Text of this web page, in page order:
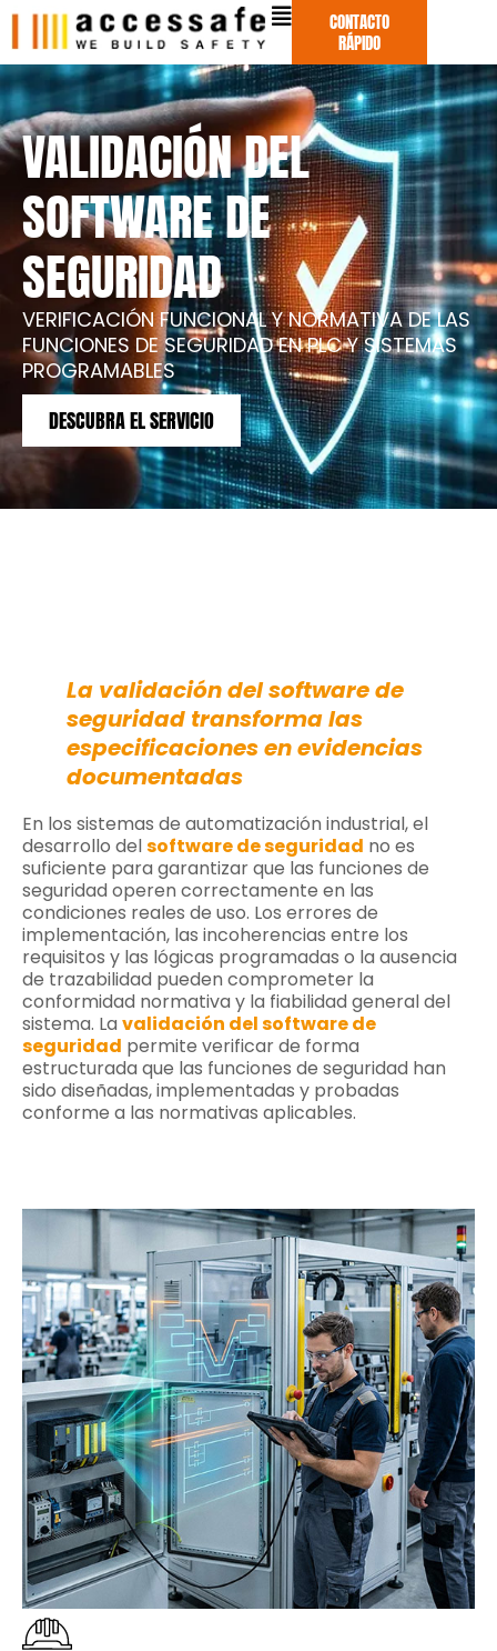
contenido
CONTACTO
RÁPIDO
VALIDACIÓN DEL
SOFTWARE DE
SEGURIDAD
VERIFICACIÓN FUNCIONAL Y NORMATIVA DE LAS
FUNCIONES DE SEGURIDAD EN PLC Y SISTEMAS
PROGRAMABLES
DESCUBRA EL SERVICIO
La validación del software de
seguridad transforma las
especificaciones en evidencias
documentadas
En los sistemas de automatización industrial, el
desarrollo delsoftware de seguridad no es
suficiente para garantizar que las funciones de
seguridad operen correctamente en las
condiciones reales de uso. Los errores de
implementación, las incoherencias entre los
requisitos y las lógicas programadas o la ausencia
de trazabilidad pueden comprometer la
conformidad normativa y la fiabilidad general del
sistema. La validación del software de
seguridad permite verificar de forma
estructurada que las funciones de seguridad han
sido diseñadas, implementadas y probadas
conforme a las normativas aplicables.